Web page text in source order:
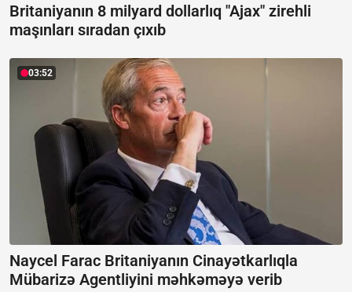
Britaniyanın 8 milyard dollarlıq "Ajax" zirehli
maşınları sıradan çıxıb
03:52
Naycel Farac Britaniyanın Cinayətkarlıqla
Mübarizə Agentliyini məhkəməyə verib